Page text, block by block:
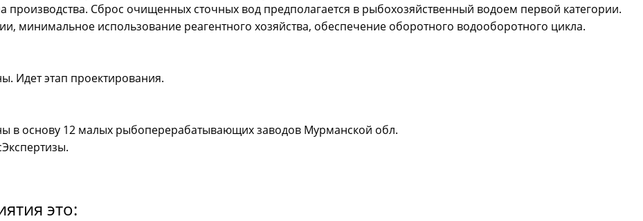
Сброс очищенных сточных вод предполагается в рыбохозяйственный водоем первой категории.
минимальное использование реагентного хозяйства, обеспечение оборотного водооборотного цикла.
Идет этап проектирования.
в основу 12 малых рыбоперерабатывающих заводов Мурманской обл.
это: